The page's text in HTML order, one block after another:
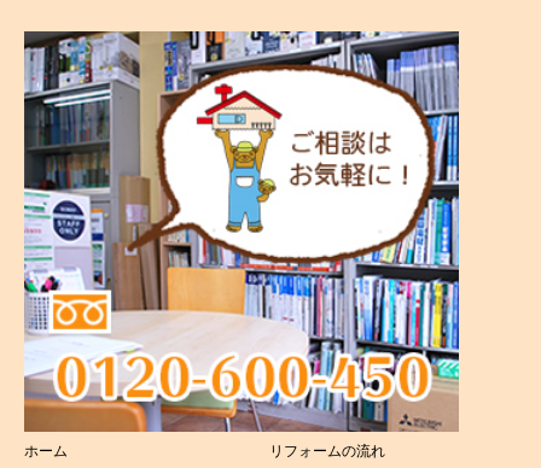
玄関リフォーム
防水工事
外壁塗装工事
屋根リフォーム
キッチンリフォーム
浴室リフォーム
トイレリフォーム
洗面所リフォーム
保土ヶ谷区
戸塚区
港南区
磯子区
その他
ホーム
リフォームの流れ